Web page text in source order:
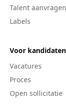
Talent aanvragen
Labels
Voor kandidaten
Vacatures
Proces
Open sollicitatie